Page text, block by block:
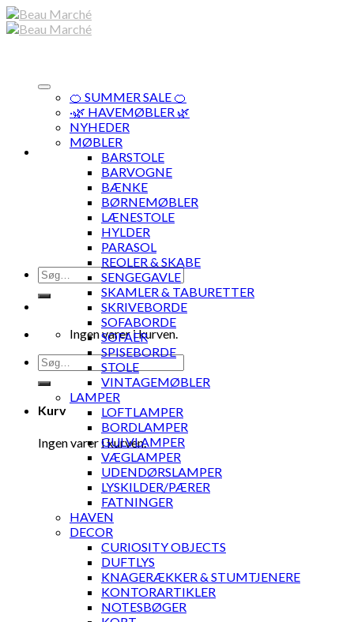
Skip
to
Søg
efter:
Ingen varer i kurven.
Søg
efter:
Kurv
Ingen varer i kurven.
🍊 SUMMER SALE 🍊
·🌿 HAVEMØBLER 🌿
NYHEDER
MØBLER
BARSTOLE
BARVOGNE
BÆNKE
BØRNEMØBLER
LÆNESTOLE
HYLDER
PARASOL
REOLER & SKABE
SENGEGAVLE
SKAMLER & TABURETTER
SKRIVEBORDE
SOFABORDE
SOFAER
SPISEBORDE
STOLE
VINTAGEMØBLER
LAMPER
LOFTLAMPER
BORDLAMPER
GULVLAMPER
VÆGLAMPER
UDENDØRSLAMPER
LYSKILDER/PÆRER
FATNINGER
HAVEN
DECOR
CURIOSITY OBJECTS
DUFTLYS
KNAGERÆKKER & STUMTJENERE
KONTORARTIKLER
NOTESBØGER